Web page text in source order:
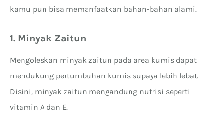
kamu pun bisa memanfaatkan bahan-bahan alami.
1. Minyak Zaitun
Mengoleskan minyak zaitun pada area kumis dapat
mendukung pertumbuhan kumis supaya lebih lebat.
Disini, minyak zaitun mengandung nutrisi seperti
vitamin A dan E.